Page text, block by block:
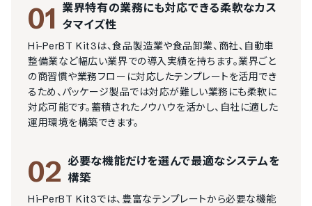
01 業界特有の業務にも対応できる柔軟なカス
タマイズ性
Hi-PerBT Kit3は、食品製造業や食品卸業、商社、自動車
整備業など幅広い業界での導入実績を持ちます。業界ごと
の商習慣や業務フローに対応したテンプレートを活用でき
るため、パッケージ製品では対応が難しい業務にも柔軟に
対応可能です。蓄積されたノウハウを活かし、自社に適した
運用環境を構築できます。
02 必要な機能だけを選んで最適なシステムを
構築
Hi-PerBT Kit3では、豊富なテンプレートから必要な機能